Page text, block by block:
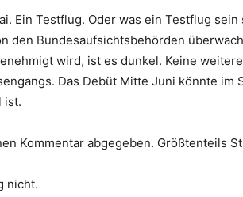
Ein Testflug. Oder was ein Testflug
den Bundesaufsichtsbehörden
wird, ist es dunkel. Keine
Das Debüt Mitte Juni könnte im
ist.
Kommentar abgegeben. Größtenteils
nicht.